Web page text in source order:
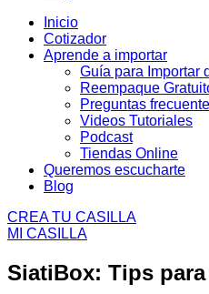
Inicio
Cotizador
Aprende a importar
Guía para Importar
Reempaque
Preguntas
Videos Tutoriales
Podcast
Tiendas Online
Queremos escucharte
Blog
CREA TU CASILLA
MI CASILLA
SiatiBox: Tips